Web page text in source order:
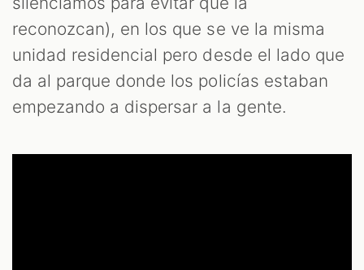
reconozcan), en los que se ve la misma
unidad residencial pero desde el lado que
da al parque donde los policías estaban
empezando a dispersar a la gente.